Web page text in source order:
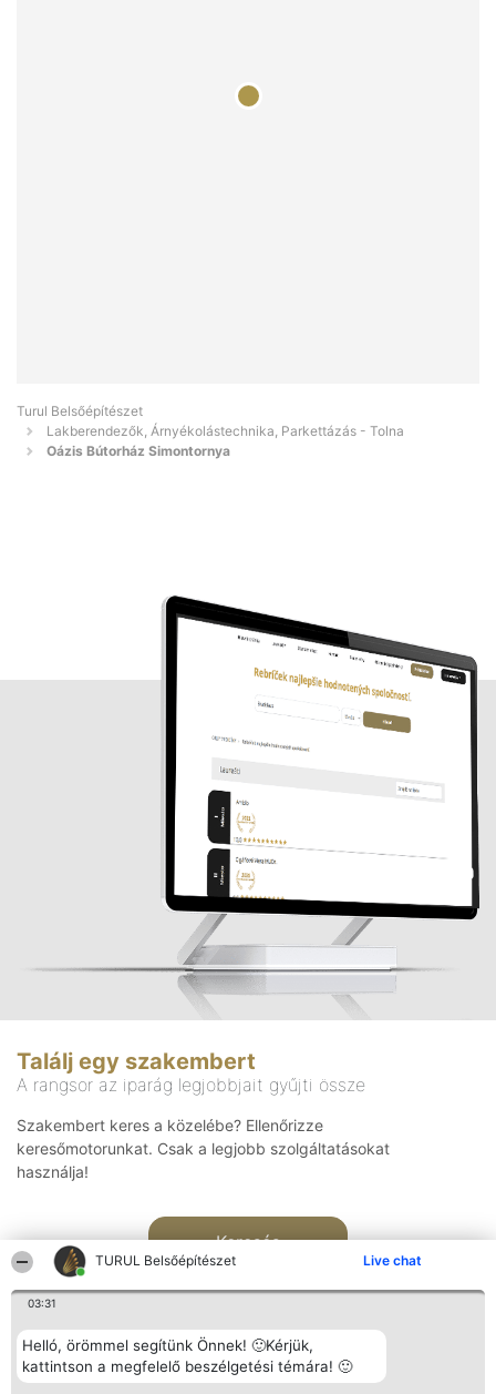
TURUL Belsőépítészet Live chat
03:31
Helló, örömmel segítünk Önnek! 🙂Kérjük,
kattintson a megfelelő beszélgetési témára! 🙂
Turul Belsőépítészet
Lakberendezők, Árnyékolástechnika, Parkettázás - Tolna
Oázis Bútorház Simontornya
Találj egy szakembert
A rangsor az iparág legjobbjait gyűjti össze
Szakembert keres a közelébe? Ellenőrizze
keresőmotorunkat. Csak a legjobb szolgáltatásokat
használja!
Keresés